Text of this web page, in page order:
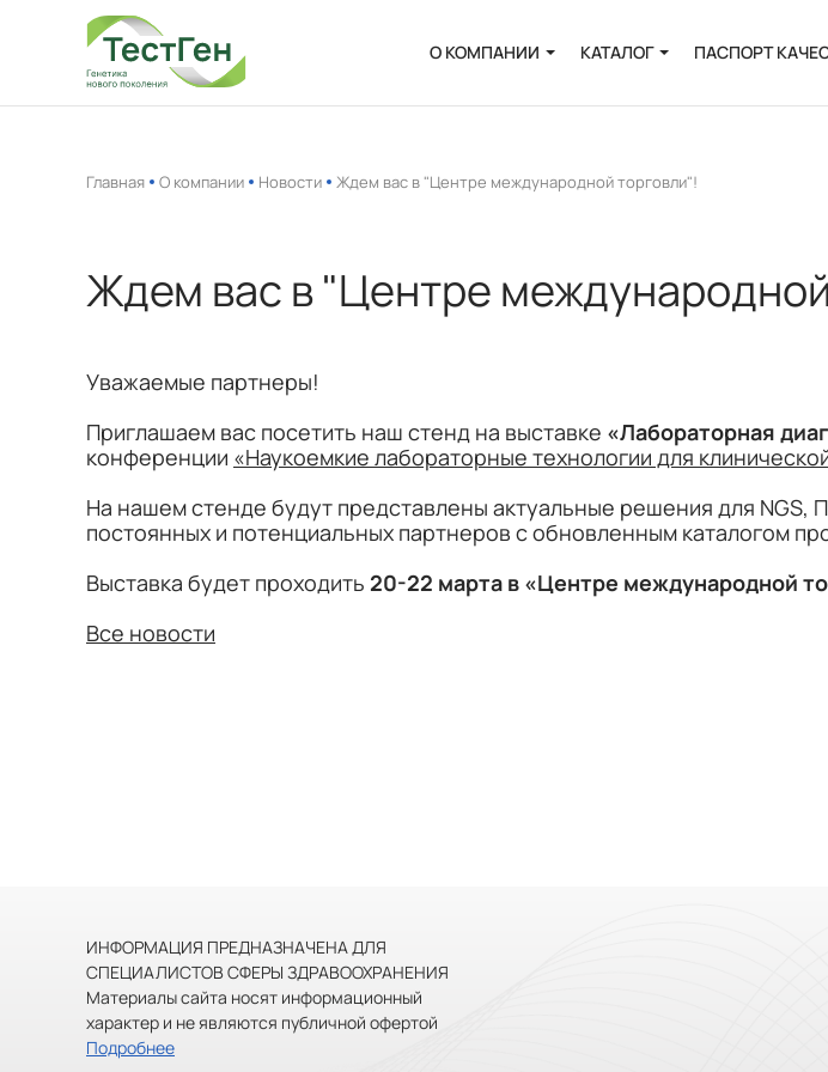
О КОМПАНИИ
Новости
КАТАЛОГ
Инфекции
Выделение РНК и
Биоинформатика
ПАСПОРТ
Главная О компании Новости Ждем вас в "Центре международной торговли"!
Ждем вас в "Центре
Уважаемые партнеры!
Приглашаем вас посетить наш стенд на выставке «Лабораторная
конференции «Наукоемкие лабораторные технологии для
На нашем стенде будут представлены актуальные решения для NGS,
постоянных и потенциальных партнеров с обновленным каталогом
Выставка будет проходить 20-22 марта в «Центре международной
Все новости
ИНФОРМАЦИЯ ПРЕДНАЗНАЧЕНА ДЛЯ
СПЕЦИАЛИСТОВ СФЕРЫ ЗДРАВООХРАНЕНИЯ
Материалы сайта носят информационный
характер и не являются публичной офертой
Подробнее